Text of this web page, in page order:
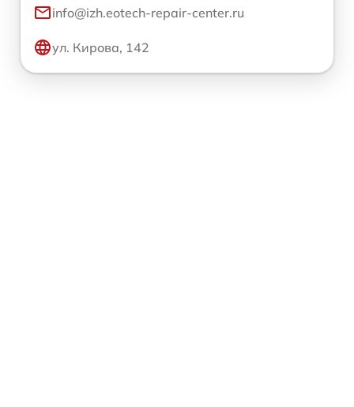
info@izh.eotech-repair-center.ru
ул. Кирова, 142